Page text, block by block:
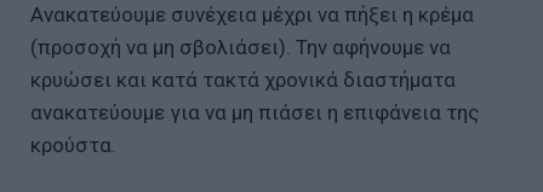
Ανακατεύουμε συνέχεια μέχρι να πήξει η κρέμα
(προσοχή να μη σβολιάσει). Την αφήνουμε να
κρυώσει και κατά τακτά χρονικά διαστήματα
ανακατεύουμε για να μη πιάσει η επιφάνεια της
κρούστα.